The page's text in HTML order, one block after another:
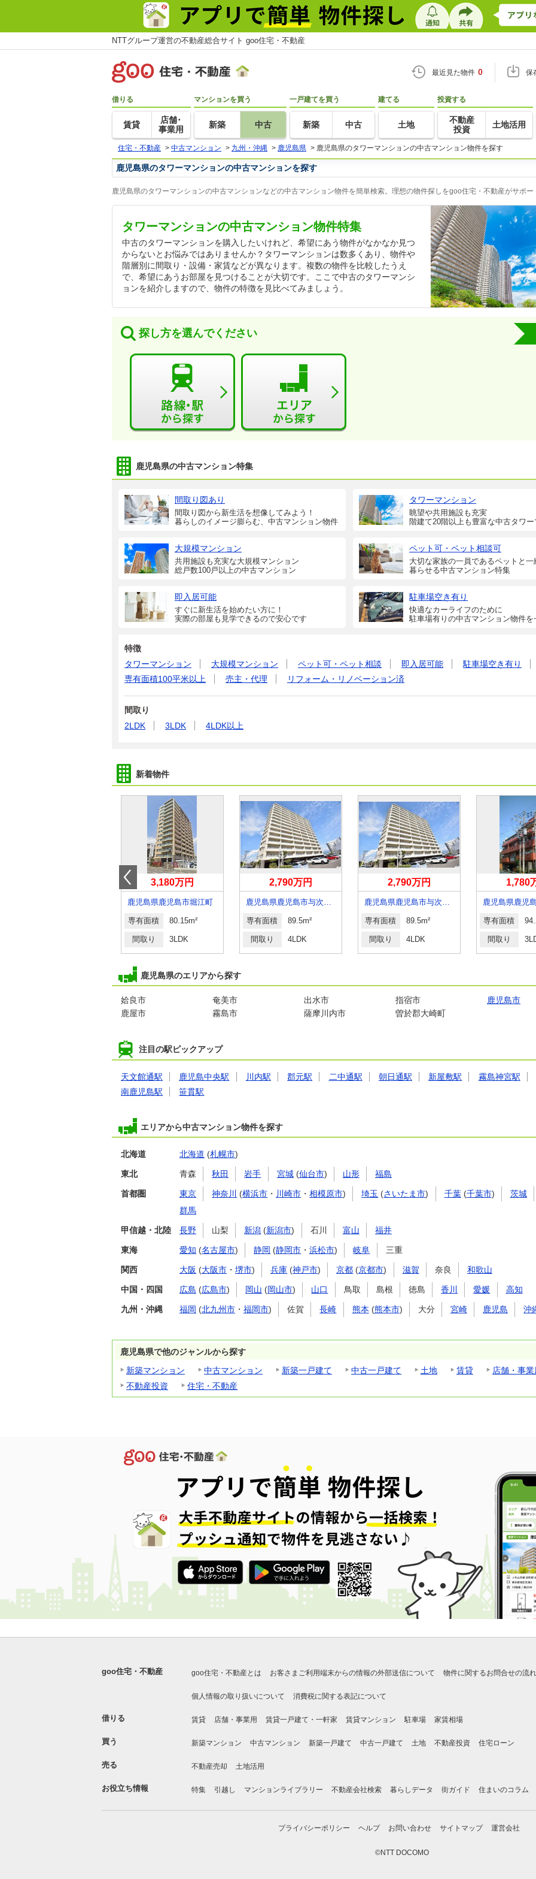
NTTグループ運営の不動産総合サイト goo住宅・不動産
最近見た物件 0 保
借りる
賃貸
店舗･
事業用
マンションを買う
新築 中古
一戸建てを買う
新築 中古
建てる
土地
投資する
不動産
投資
土地活用
住宅・不動産 > 中古マンション > 九州・沖縄 > 鹿児島県 > 鹿児島県のタワーマンションの中古マンション物件を探す
鹿児島県のタワーマンションの中古マンションを探す
鹿児島県のタワーマンションの中古マンションなどの中古マンション物件を簡単検索。理想の物件探しをgoo住宅・不動産がサポー
タワーマンションの中古マンション物件特集
中古のタワーマンションを購入したいけれど、希望にあう物件がなかなか見つ
からないとお悩みではありませんか？タワーマンションは数多くあり、物件や
階層別に間取り・設備・家賃などが異なります。複数の物件を比較したうえ
で、希望にあうお部屋を見つけることが大切です。ここで中古のタワーマンシ
ョンを紹介しますので、物件の特徴を見比べてみましょう。
探し方を選んでください
鹿児島県の中古マンション特集
間取り図あり
間取り図から新生活を想像してみよう！
暮らしのイメージ膨らむ、中古マンション物件
タワーマンション
眺望や共用施設も充実
階建て20階以上も豊富な中古タワ
大規模マンション
共用施設も充実な大規模マンション
総戸数100戸以上の中古マンション
ペット可・ペット相談可
大切な家族の一員であるペットと一
暮らせる中古マンション特集
即入居可能
すぐに新生活を始めたい方に！
実際の部屋も見学できるので安心です
駐車場空き有り
快適なカーライフのために
駐車場有りの中古マンション物件を
特徴
タワーマンション
大規模マンション ペット可・ペット相談 即入居可能
駐車場空き有り
専有面積100平米以上
売主・代理 リフォーム・リノベーション済
間取り
2LDK
3LDK 4LDK以上
新着物件
3,180万円
鹿児島県鹿児島市堀江町
専有面積 80.15m²
間取り 3LDK
2,790万円
鹿児島県鹿児島市与次郎２
専有面積 89.5m²
間取り 4LDK
2,790万円
鹿児島県鹿児島市与次郎２丁目
専有面積 89.5m²
間取り 4LDK
1,780
専有面積
間取り
鹿児島県のエリアから探す
姶良市 奄美市 出水市 指宿市
鹿児島市
鹿屋市
霧島市 薩摩川内市 曽於郡大崎町
注目の駅ピックアップ
天文館通駅 鹿児島中央駅 川内駅 郡元駅 二中通駅 朝日通駅 新屋敷駅
霧島神宮駅
南鹿児島駅
笹貫駅
エリアから中古マンション物件を探す
北海道 北海道 (札幌市)
東北 青森 秋田 岩手 宮城(仙台市) 山形 福島
首都圏 東京 神奈川 (横浜市 ・ 川崎市 ・相模原市) 埼玉 (さいたま市) 千葉(千葉市)
茨城
群馬
甲信越・北陸 長野 山梨 新潟 (新潟市) 石川 富山 福井
東海 愛知 (名古屋市) 静岡 (静岡市 ・浜松市) 岐阜 三重
関西 大阪 (大阪市 ・ 堺市) 兵庫 (神戸市) 京都 (京都市) 滋賀 奈良 和歌山
中国・四国 広島 (広島市) 岡山 (岡山市) 山口 鳥取 島根 徳島 香川 愛媛 高知
九州・沖縄 福岡 (北九州市 ・ 福岡市) 佐賀 長崎 熊本 (熊本市) 大分 宮崎 鹿児島 沖
鹿児島県で他のジャンルから探す
新築マンション
中古マンション 新築一戸建て 中古一戸建て 土地 賃貸
店舗・事業
不動産投資
住宅・不動産
goo住宅・不動産 goo住宅・不動産とは お客さまご利用端末からの情報の外部送信について 物件に関するお問合せの流れ
個人情報の取り扱いについて 消費税に関する表記について
借りる 賃貸 店舗・事業用 賃貸一戸建て・一軒家 賃貸マンション 駐車場 家賃相場
買う 新築マンション 中古マンション 新築一戸建て 中古一戸建て 土地 不動産投資 住宅ローン
売る 不動産売却 土地活用
お役立ち情報 特集 引越し マンションライブラリー 不動産会社検索 暮らしデータ 街ガイド 住まいのコラム
プライバシーポリシー ヘルプ お問い合わせ サイトマップ 運営会社
©NTT DOCOMO